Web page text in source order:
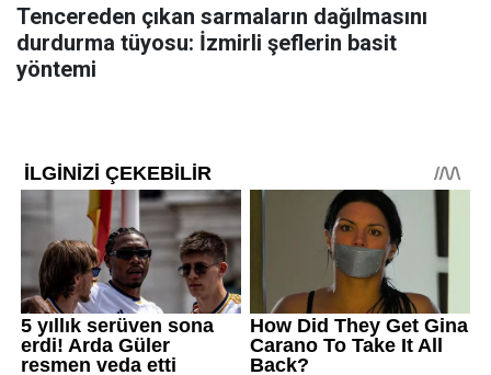
Tencereden çıkan sarmaların dağılmasını
durdurma tüyosu: İzmirli şeflerin basit
yöntemi